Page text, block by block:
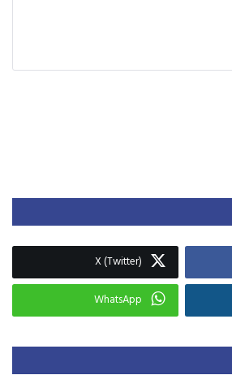
X (Twitter)
WhatsApp